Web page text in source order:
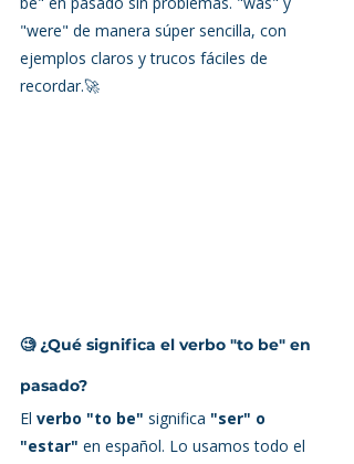
"were" de manera súper sencilla, con
ejemplos claros y trucos fáciles de
recordar.🚀
🧐 ¿Qué significa el verbo "to be" en
pasado?
El verbo "to be" significa "ser" o
"estar" en español. Lo usamos todo el